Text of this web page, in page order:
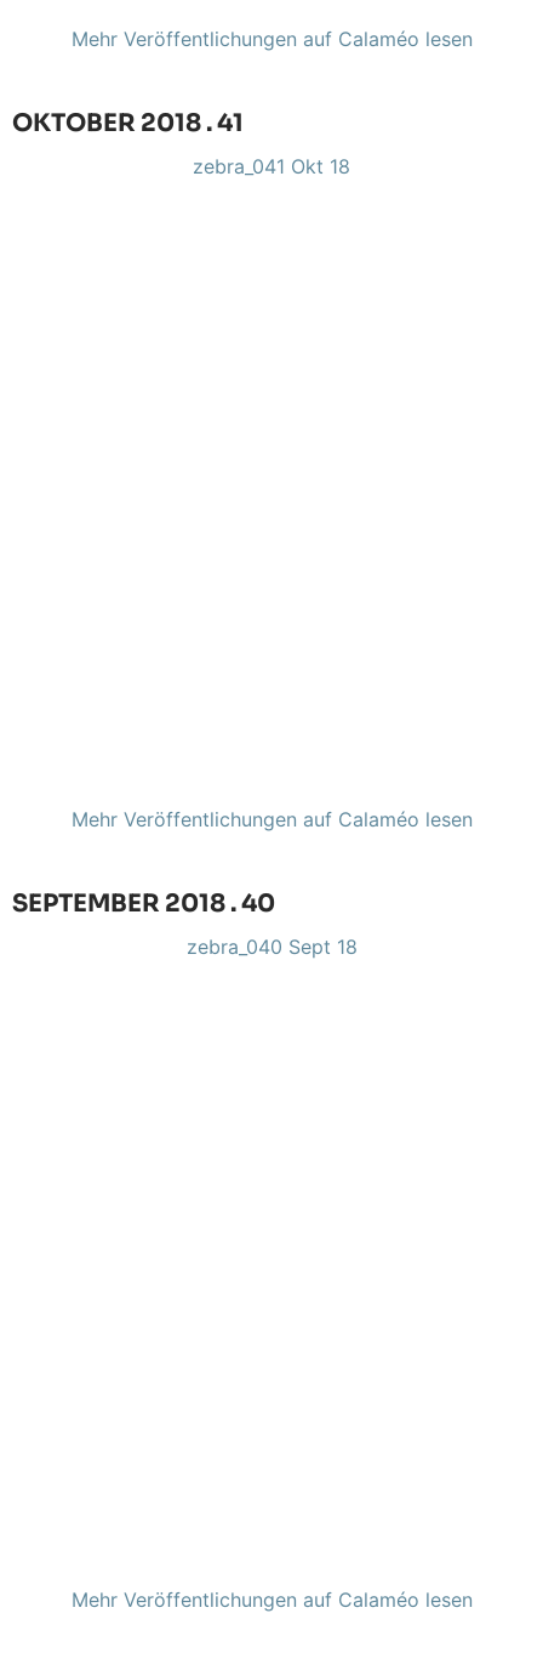
Mehr Veröffentlichungen auf Calaméo lesen
OKTOBER 2018 . 41
zebra_041 Okt 18
Mehr Veröffentlichungen auf Calaméo lesen
SEPTEMBER 2018 . 40
zebra_040 Sept 18
Mehr Veröffentlichungen auf Calaméo lesen